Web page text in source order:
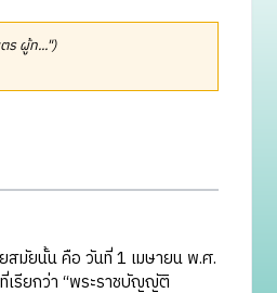
ร ผู้ท...")
มัยนั้น คือ วันที่ 1 เมษายน พ.ศ.
รียกว่า “พระราชบัญญัติ